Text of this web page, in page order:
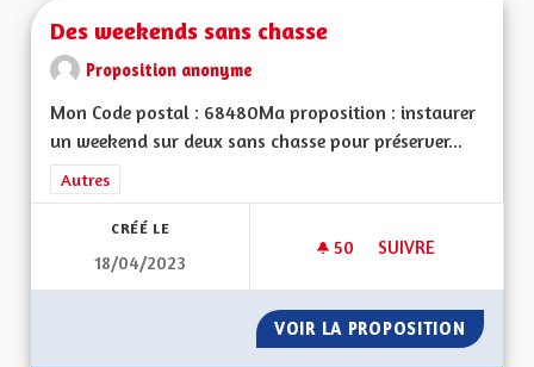
Des weekends sans chasse
Proposition anonyme
Mon Code postal : 68480Ma proposition : instaurer
un weekend sur deux sans chasse pour préserver...
Filtrer les résultats de la catégorie : Autres
Autres
CRÉÉ LE
18/04/2023
50 50 ABONNÉS
SUIVRE
VOIR LA PROPOSITION DES